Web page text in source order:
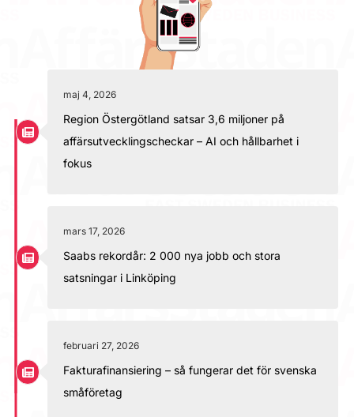
maj 4, 2026
Region Östergötland satsar 3,6 miljoner på
affärsutvecklingscheckar – AI och hållbarhet i
fokus
mars 17, 2026
Saabs rekordår: 2 000 nya jobb och stora
satsningar i Linköping
februari 27, 2026
Fakturafinansiering – så fungerar det för svenska
småföretag